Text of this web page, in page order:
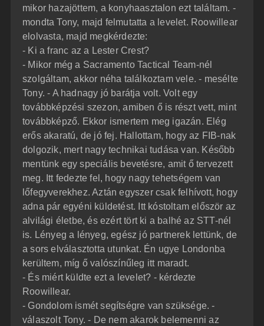
mikor hazajöttem, a konyhaasztalon ezt találtam. -
mondta Tony, majd felmutatta a levelet. Roowillear
elolvasta, majd megkérdezte:
- Ki a franc az a Lester Crest?
- Mikor még a Sacramento Tactical Team-nél
szolgáltam, akkor néha találkoztam vele. - mesélte
Tony. - A hadnagy jó barátja volt. Volt egy
továbbképzési szezon, amiben ő is részt vett, mint
továbbképző. Ekkor ismertem meg igazán. Elég
erős akaratú, de jó fej. Hallottam, hogy az FIB-nak
dolgozik, mert nagy technikai tudása van. Később
mentünk egy speciális bevetésre, amit ő tervezett
meg. Itt fedezte fel, hogy nagy tehetségem van
lőfegyverekhez. Aztán egyszer csak felhívott, hogy
adna pár egyéni küldetést. Itt kóstoltam először az
alvilági életbe, és ezért tört ki a balhé az STT-nél
is. Lényeg a lényeg, egész jó partnerek lettünk, de
a sors elválasztotta utunkat. Én ugye Londonba
kerültem, míg ő valószínűleg itt maradt.
- És miért küldte ezt a levelet? - kérdezte
Roowillear.
- Gondolom ismét segítségre van szüksége. -
válaszolt Tony. - De nem akarok belemenni az